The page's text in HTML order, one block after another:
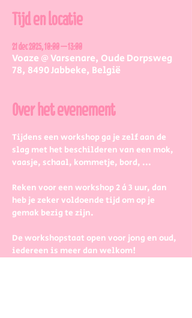
Tijd en locatie
21 dec 2025, 10:00 – 13:00
Voaze @ Varsenare, Oude Dorpsweg
78, 8490 Jabbeke, België
Over het evenement
Tijdens een workshop ga je zelf aan de
slag met het beschilderen van een mok,
vaasje, schaal, kommetje, bord, ...
Reken voor een workshop 2 à 3 uur, dan
heb je zeker voldoende tijd om op je
gemak bezig te zijn.
De workshopstaat open voor jong en oud,
iedereen is meer dan welkom!